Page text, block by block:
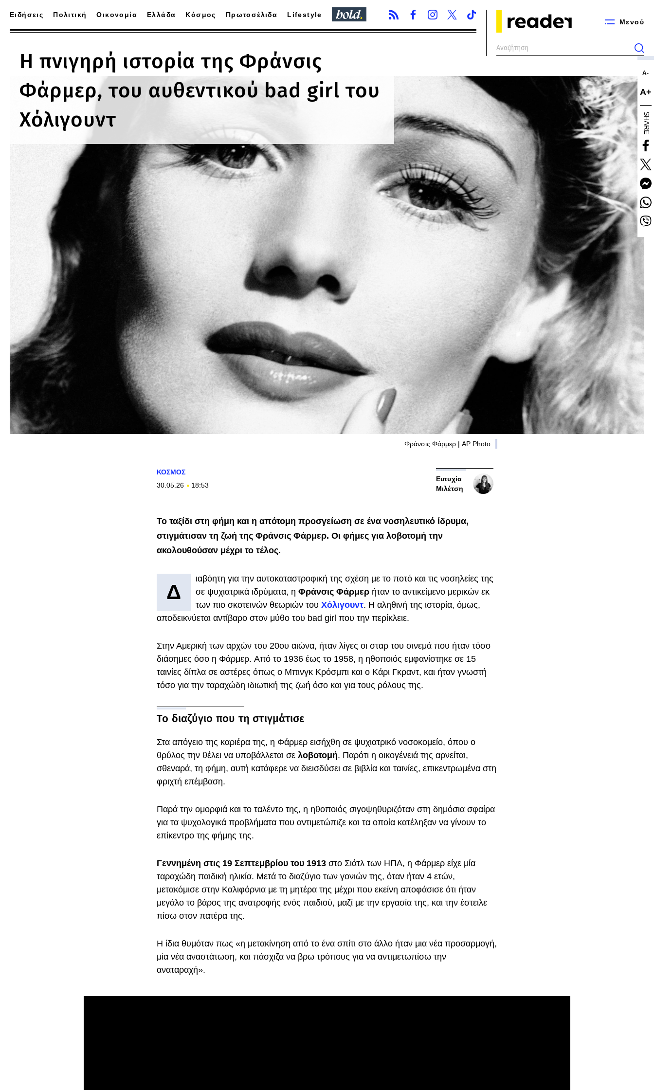
Μενού
Ειδήσεις Πολιτική Οικονομία Ελλάδα Κόσμος Πρωτοσέλιδα Lifestyle
ΚΟΣΜΟΣ
30.05.26
18:53
Η πνιγηρή ιστορία της Φράνσις
Φάρμερ, του αυθεντικού bad girl του
Χόλιγουντ
Φράνσις Φάρμερ | AP Photo
Ευτυχία
Μιλέτση
Α-
Α+
SHARE
Το ταξίδι στη φήμη και η απότομη προσγείωση σε ένα νοσηλευτικό ίδρυμα,
στιγμάτισαν τη ζωή της Φράνσις Φάρμερ. Οι φήμες για λοβοτομή την
ακολουθούσαν μέχρι το τέλος.
Δ
ιαβόητη για την αυτοκαταστροφική της σχέση με το ποτό και τις νοσηλείες της
σε ψυχιατρικά ιδρύματα, η Φράνσις Φάρμερ ήταν το αντικείμενο μερικών εκ
των πιο σκοτεινών θεωριών του Χόλιγουντ. Η αληθινή της ιστορία, όμως,
αποδεικνύεται αντίβαρο στον μύθο του bad girl που την περίκλειε.
Στην Αμερική των αρχών του 20ου αιώνα, ήταν λίγες οι σταρ του σινεμά που ήταν τόσο
διάσημες όσο η Φάρμερ. Από το 1936 έως το 1958, η ηθοποιός εμφανίστηκε σε 15
ταινίες δίπλα σε αστέρες όπως ο Μπινγκ Κρόσμπι και ο Κάρι Γκραντ, και ήταν γνωστή
τόσο για την ταραχώδη ιδιωτική της ζωή όσο και για τους ρόλους της.
Το διαζύγιο που τη στιγμάτισε
Στα απόγειο της καριέρα της, η Φάρμερ εισήχθη σε ψυχιατρικό νοσοκομείο, όπου ο
θρύλος την θέλει να υποβάλλεται σε λοβοτομή. Παρότι η οικογένειά της αρνείται,
σθεναρά, τη φήμη, αυτή κατάφερε να διεισδύσει σε βιβλία και ταινίες, επικεντρωμένα στη
φριχτή επέμβαση.
Παρά την ομορφιά και το ταλέντο της, η ηθοποιός σιγοψηθυριζόταν στη δημόσια σφαίρα
για τα ψυχολογικά προβλήματα που αντιμετώπιζε και τα οποία κατέληξαν να γίνουν το
επίκεντρο της φήμης της.
Γεννημένη στις 19 Σεπτεμβρίου του 1913 στο Σιάτλ των ΗΠΑ, η Φάρμερ είχε μία
ταραχώδη παιδική ηλικία. Μετά το διαζύγιο των γονιών της, όταν ήταν 4 ετών,
μετακόμισε στην Καλιφόρνια με τη μητέρα της μέχρι που εκείνη αποφάσισε ότι ήταν
μεγάλο το βάρος της ανατροφής ενός παιδιού, μαζί με την εργασία της, και την έστειλε
πίσω στον πατέρα της.
Η ίδια θυμόταν πως «η μετακίνηση από το ένα σπίτι στο άλλο ήταν μια νέα προσαρμογή,
μία νέα αναστάτωση, και πάσχιζα να βρω τρόπους για να αντιμετωπίσω την
αναταραχή».